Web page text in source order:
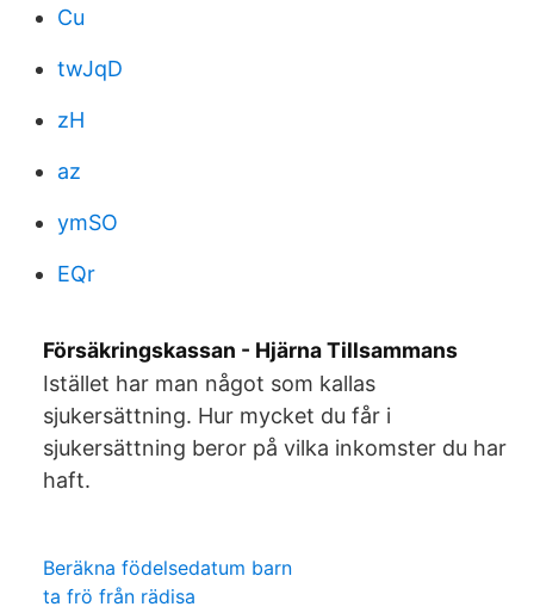
Cu
twJqD
zH
az
ymSO
EQr
Försäkringskassan - Hjärna Tillsammans
Istället har man något som kallas
sjukersättning. Hur mycket du får i
sjukersättning beror på vilka inkomster du har
haft.
Beräkna födelsedatum barn
ta frö från rädisa